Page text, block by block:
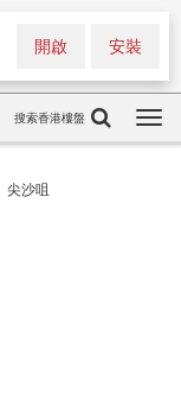
安裝
開啟
搜索香港樓盤
尖沙咀